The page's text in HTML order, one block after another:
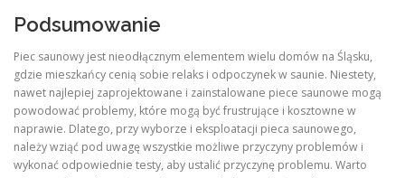
Podsumowanie
Piec saunowy jest nieodłącznym elementem wielu domów na Śląsku,
gdzie mieszkańcy cenią sobie relaks i odpoczynek w saunie. Niestety,
nawet najlepiej zaprojektowane i zainstalowane piece saunowe mogą
powodować problemy, które mogą być frustrujące i kosztowne w
naprawie. Dlatego, przy wyborze i eksploatacji pieca saunowego,
należy wziąć pod uwagę wszystkie możliwe przyczyny problemów i
wykonać odpowiednie testy, aby ustalić przyczynę problemu. Warto